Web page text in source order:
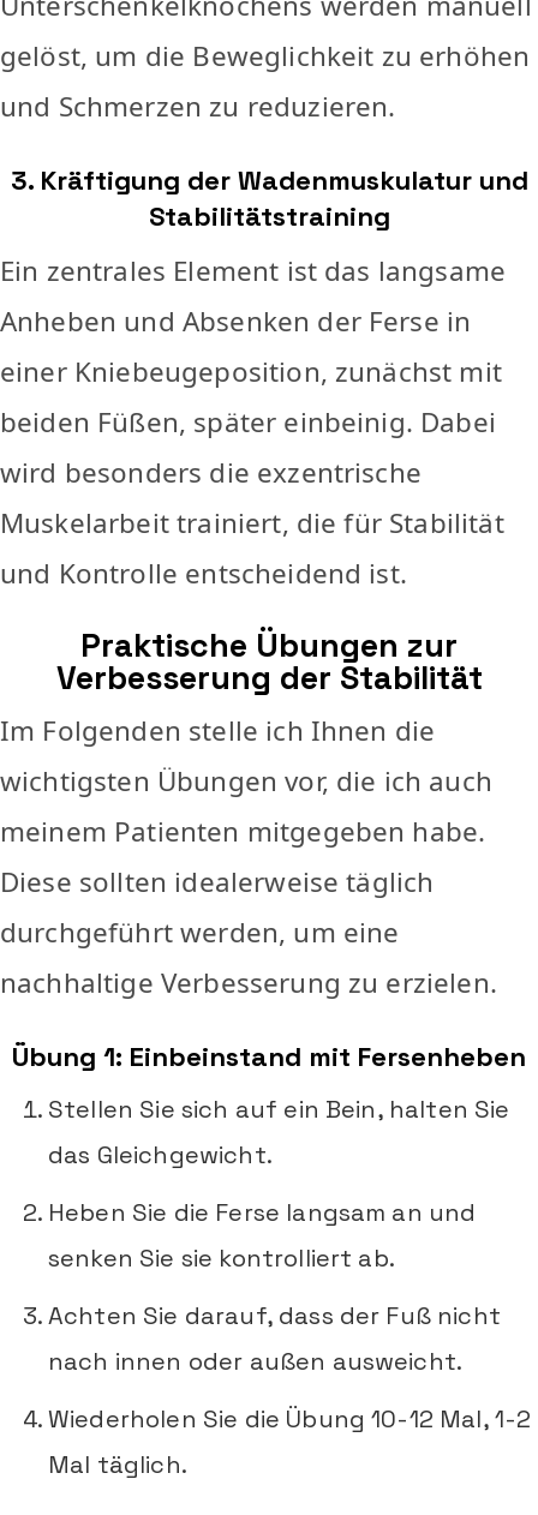
gelöst, um die Beweglichkeit zu erhöhen
und Schmerzen zu reduzieren.
3. Kräftigung der Wadenmuskulatur und
Stabilitätstraining
Ein zentrales Element ist das langsame
Anheben und Absenken der Ferse in
einer Kniebeugeposition, zunächst mit
beiden Füßen, später einbeinig. Dabei
wird besonders die exzentrische
Muskelarbeit trainiert, die für Stabilität
und Kontrolle entscheidend ist.
Praktische Übungen zur
Verbesserung der Stabilität
Im Folgenden stelle ich Ihnen die
wichtigsten Übungen vor, die ich auch
meinem Patienten mitgegeben habe.
Diese sollten idealerweise täglich
durchgeführt werden, um eine
nachhaltige Verbesserung zu erzielen.
Übung 1: Einbeinstand mit Fersenheben
Stellen Sie sich auf ein Bein, halten Sie
das Gleichgewicht.
Heben Sie die Ferse langsam an und
senken Sie sie kontrolliert ab.
Achten Sie darauf, dass der Fuß nicht
nach innen oder außen ausweicht.
Wiederholen Sie die Übung 10-12 Mal, 1-2
Mal täglich.